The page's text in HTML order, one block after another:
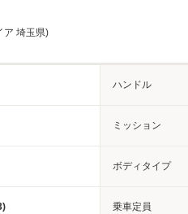
ア 埼玉県)
ハンドル
ミッション
ボディタイプ
乗車定員